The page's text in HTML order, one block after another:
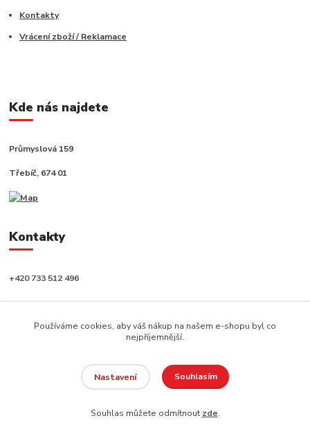
Kontakty
Vrácení zboží / Reklamace
Kde nás najdete
Průmyslová 159
Třebíč, 674 01
Kontakty
+420 733 512 496
info@capushop.cz
Vytvořeno na
Eshop-rychle.cz
Používáme cookies, aby váš nákup na našem e-shopu byl co
nejpříjemnější.
Nastavení Souhlasím
Souhlas můžete odmítnout zde.